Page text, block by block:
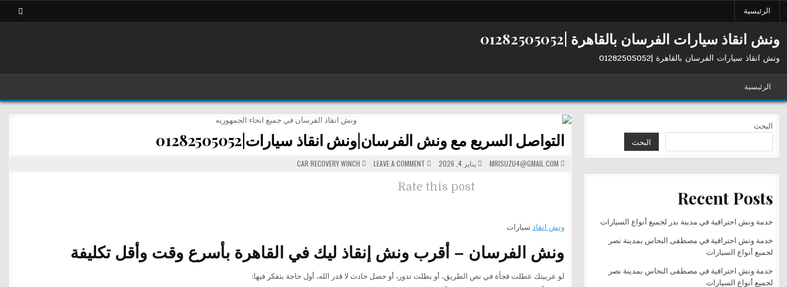
الرئيسية
ونش انقاذ سيارات الفرسان بالقاهرة |01282505052
ونش انقاذ سيارات الفرسان بالقاهرة |01282505052
الرئيسية
التواصل السريع مع ونش الفرسان|ونش انقاذ سيارات|01282505052
MRISUZU4@GMAIL.COM يناير 4, 2026 LEAVE A COMMENT
ON
التواصل
POSTED
IN
CAR RECOVERY WINCH
Rate this post
ونش انقاذ سيارات
ونش الفرسان – أقرب ونش إنقاذ ليك في القاهرة بأسرع وقت وأقل تكليفة
لو عربيتك عطلت فجأة في نص الطريق، أو بطلت تدور، أو حصل حادث لا قدر الله، أول حاجة بتفكر فيها:
البحث
البحث
Recent Posts
خدمة ونش احترافية في مدينة بدر لجميع أنواع السيارات
خدمة ونش احترافية في مصطفى النحاس بمدينة نصر
لجميع أنواع السيارات
خدمة ونش احترافية في مصطفى النحاس بمدينة نصر
لجميع أنواع السيارات